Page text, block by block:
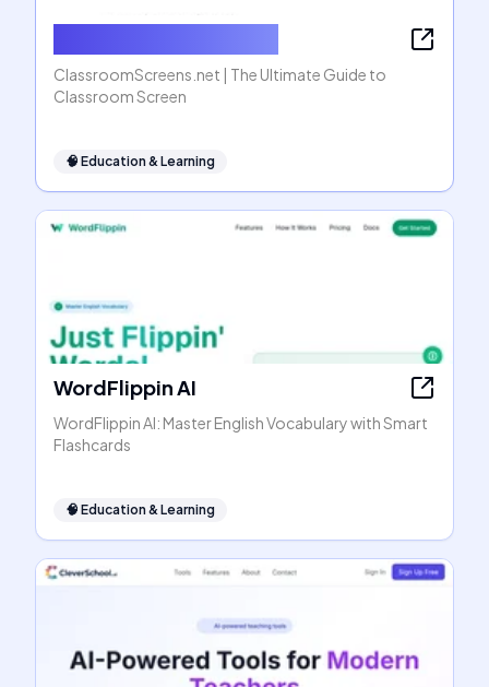
ClassroomScreens.net | The Ultimate Guide to
Classroom Screen
🧠 Education & Learning
WordFlippin AI
WordFlippin AI: Master English Vocabulary with Smart
Flashcards
🧠 Education & Learning